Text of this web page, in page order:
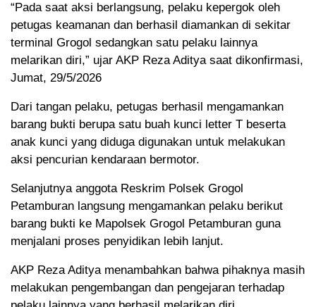
“Pada saat aksi berlangsung, pelaku kepergok oleh
petugas keamanan dan berhasil diamankan di sekitar
terminal Grogol sedangkan satu pelaku lainnya
melarikan diri,” ujar AKP Reza Aditya saat dikonfirmasi,
Jumat, 29/5/2026
Dari tangan pelaku, petugas berhasil mengamankan
barang bukti berupa satu buah kunci letter T beserta
anak kunci yang diduga digunakan untuk melakukan
aksi pencurian kendaraan bermotor.
Selanjutnya anggota Reskrim Polsek Grogol
Petamburan langsung mengamankan pelaku berikut
barang bukti ke Mapolsek Grogol Petamburan guna
menjalani proses penyidikan lebih lanjut.
AKP Reza Aditya menambahkan bahwa pihaknya masih
melakukan pengembangan dan pengejaran terhadap